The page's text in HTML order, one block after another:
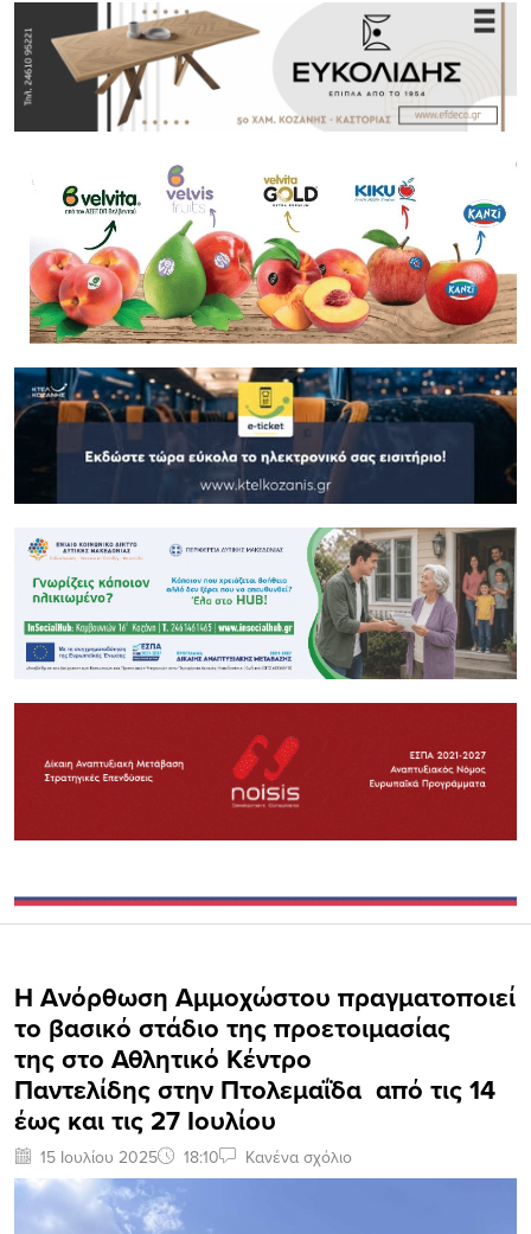
Η Ανόρθωση Αμμοχώστου πραγματοποιεί
το βασικό στάδιο της προετοιμασίας
της στο Αθλητικό Κέντρο
Παντελίδης στην Πτολεμαΐδα από τις 14
έως και τις 27 Ιουλίου
15 Ιουλίου 2025 18:10 Κανένα σχόλιο